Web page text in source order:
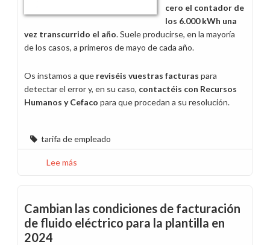
cero el contador de
los 6.000 kWh una
vez transcurrido el año. Suele producirse, en la mayoría
de los casos, a primeros de mayo de cada año.
Os instamos a que reviséis vuestras facturas para
detectar el error y, en su caso, contactéis con Recursos
Humanos y Cefaco para que procedan a su resolución.
tarifa de empleado
Lee más
incidencias
en
la
Cambian las condiciones de facturación
de fluido eléctrico para la plantilla en
2024